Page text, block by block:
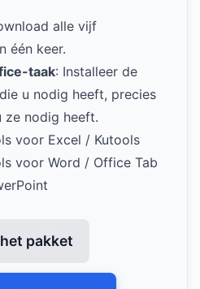
alle vijf
één keer.
taak: Installeer de
u nodig heeft, precies
ze nodig heeft.
voor Excel / Kutools
voor Word / Office Tab
pakket